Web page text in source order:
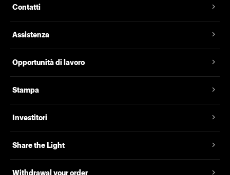
Contatti
Assistenza
Opportunità di lavoro
Stampa
Investitori
Share the Light
Withdrawal your order